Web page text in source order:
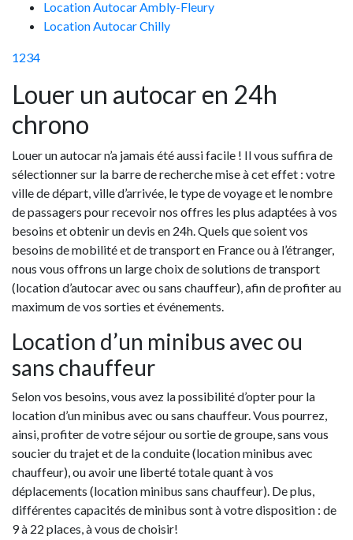
Location Autocar Ambly-Fleury
Location Autocar Chilly
1234
Louer un autocar en 24h
chrono
Louer un autocar n’a jamais été aussi facile ! Il vous suffira de
sélectionner sur la barre de recherche mise à cet effet : votre
ville de départ, ville d’arrivée, le type de voyage et le nombre
de passagers pour recevoir nos offres les plus adaptées à vos
besoins et obtenir un devis en 24h. Quels que soient vos
besoins de mobilité et de transport en France ou à l’étranger,
nous vous offrons un large choix de solutions de transport
(location d’autocar avec ou sans chauffeur), afin de profiter au
maximum de vos sorties et événements.
Location d’un minibus avec ou
sans chauffeur
Selon vos besoins, vous avez la possibilité d’opter pour la
location d’un minibus avec ou sans chauffeur. Vous pourrez,
ainsi, profiter de votre séjour ou sortie de groupe, sans vous
soucier du trajet et de la conduite (location minibus avec
chauffeur), ou avoir une liberté totale quant à vos
déplacements (location minibus sans chauffeur). De plus,
différentes capacités de minibus sont à votre disposition : de
9 à 22 places, à vous de choisir!